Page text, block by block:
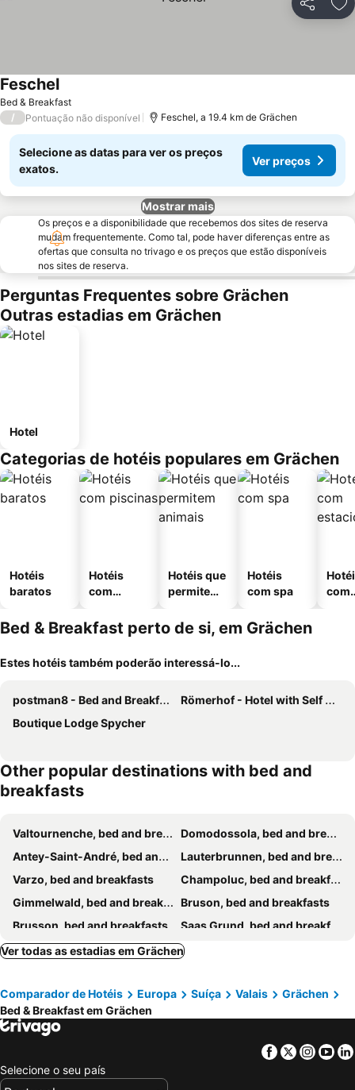
Partilhar
Bed & Breakfast
Feschel
/ Pontuação não disponível Feschel, a 19.4 km de Grächen
Selecione as datas para ver os preços
exatos.
Ver preços
Mostrar mais
Os preços e a disponibilidade que recebemos dos sites de reserva
mudam frequentemente. Como tal, pode haver diferenças entre as
ofertas que consulta no trivago e os preços que estão disponíveis
nos sites de reserva.
Perguntas Frequentes sobre Grächen
Outras estadias em Grächen
Hotel
Categorias de hotéis populares em Grächen
Hotéis
baratos
Hotéis
com
Hotéis que
permitem
Hotéis
com spa
com
Bed & Breakfast perto de si, em Grächen
Estes hotéis também poderão interessá-lo...
postman8 - Bed and Breakfast
Römerhof - Hotel with Self Check-in
Boutique Lodge Spycher
Other popular destinations with bed and
breakfasts
Valtournenche, bed and breakfasts
Domodossola, bed and breakfasts
Antey-Saint-André, bed and breakfasts
Lauterbrunnen, bed and breakfasts
Varzo, bed and breakfasts
Champoluc, bed and breakfasts
Gimmelwald, bed and breakfasts
Bruson, bed and breakfasts
Brusson, bed and breakfasts
Saas Grund, bed and breakfasts
Lauenen bei Gstaad, bed and breakfasts
Vernamiege, bed and breakfasts
Sion, bed and breakfasts
Rimasco, bed and breakfasts
Bionaz, bed and breakfasts
Haute-Nendaz, bed and breakfasts
Ayas, bed and breakfasts
Verbier, bed and breakfasts
Salins, bed and breakfasts
Adelboden, bed and breakfasts
Ver todas as estadias em Grächen
Comparador de Hotéis Europa Suíça Valais
Grächen
Bed & Breakfast em Grächen
Facebook
Twitter
Selecione o seu país